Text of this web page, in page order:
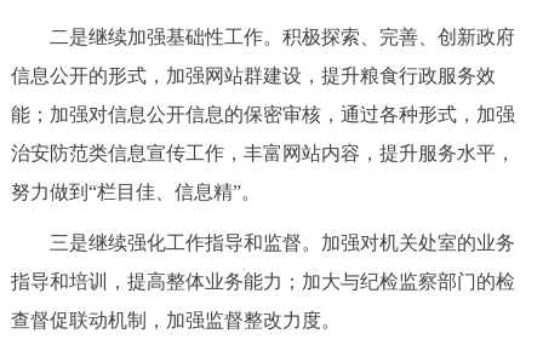
二是继续加强基础性工作。积极探索、完善、创新政府
信息公开的形式，加强网站群建设，提升粮食行政服务效
能；加强对信息公开信息的保密审核，通过各种形式，加强
治安防范类信息宣传工作，丰富网站内容，提升服务水平，
努力做到“栏目佳、信息精”。
三是继续强化工作指导和监督。加强对机关处室的业务
指导和培训，提高整体业务能力；加大与纪检监察部门的检
查督促联动机制，加强监督整改力度。